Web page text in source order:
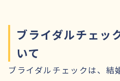
ブライダルチェッ
いて
ブライダルチェックは、結